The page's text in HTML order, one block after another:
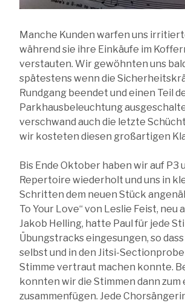
Manche Kunden warfen uns
während sie ihre Einkäufe im
verstauten. Wir gewöhnten uns
spätestens wenn die
Rundgang beendet und einen Teil
Parkhausbeleuchtung
verschwand auch die letzte
wir kosteten diesen großartigen
Bis Ende Oktober haben wir auf P3
Repertoire wiederholt und uns in
Schritten dem neuen Stück
To Your Love“ von Leslie Feist, neu
Jakob Helling, hatte Paul für jede
Übungstracks eingesungen, so
selbst und in den Jitsi-
Stimme vertraut machen konnte.
konnten wir die Stimmen dann zum
zusammenfügen. Jede